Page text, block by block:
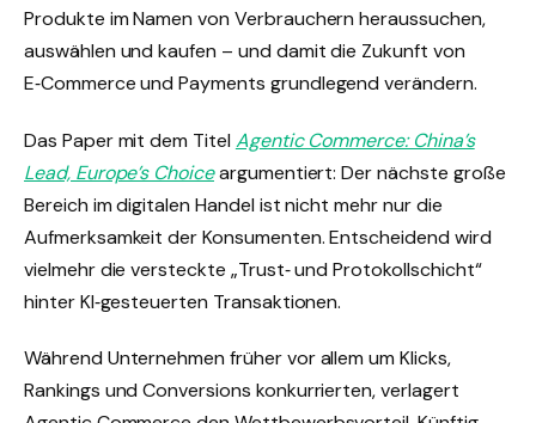
Produkte im Namen von Verbrauchern heraussuchen,
auswählen und kaufen – und damit die Zukunft von
E‑Commerce und Payments grundlegend verändern.
Das Paper mit dem Titel Agentic Commerce: China’s
Lead, Europe’s Choiceargumentiert: Der nächste große
Bereich im digitalen Handel ist nicht mehr nur die
Aufmerksamkeit der Konsumenten. Entscheidend wird
vielmehr die versteckte „Trust‑ und Protokollschicht“
hinter KI‑gesteuerten Transaktionen.
Während Unternehmen früher vor allem um Klicks,
Rankings und Conversions konkurrierten, verlagert